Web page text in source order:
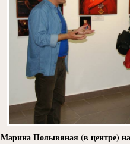
Марина Полывяная (в центре)